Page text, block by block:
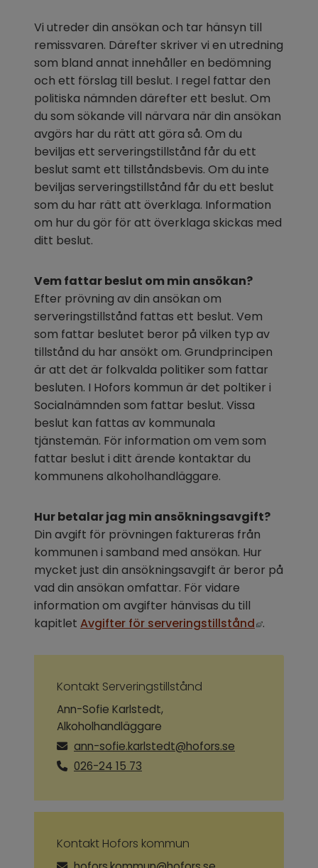
Vi utreder din ansökan och tar hänsyn till
remissvaren. Därefter skriver vi en utredning
som bland annat innehåller en bedömning
och ett förslag till beslut. I regel fattar den
politiska nämnden därefter ett beslut. Om
du som sökande vill närvara när din ansökan
avgörs har du rätt att göra så. Om du
beviljas ett serveringstillstånd får du ett
beslut samt ett tillståndsbevis. Om du inte
beviljas serveringstillstånd får du ett beslut
som du har rätt att överklaga. Information
om hur du gör för att överklaga skickas med
ditt beslut.
Vem fattar beslut om min ansökan?
Efter prövning av din ansökan om
serveringstillstånd fattas ett beslut. Vem
som fattar beslutet beror på vilken typ av
tillstånd du har ansökt om. Grundprincipen
är att det är folkvalda politiker som fattar
besluten. I Hofors kommun är det poltiker i
Socialnämnden som fattar beslut. Vissa
beslut kan fattas av kommunala
tjänstemän. För information om vem som
fattar beslut i ditt ärende kontaktar du
kommunens alkoholhandläggare.
Hur betalar jag min ansökningsavgift?
Din avgift för prövningen faktureras från
kommunen i samband med ansökan. Hur
mycket just din ansökningsavgift är beror på
vad din ansökan omfattar. För vidare
information om avgifter hänvisas du till
kapitlet Avgifter för serveringstillstånd Länk till
.
Kontakt Serveringstillstånd
Ann-Sofie Karlstedt,
Alkoholhandläggare
ann-sofie.karlstedt@hofors.se
026-24 15 73
Kontakt Hofors kommun